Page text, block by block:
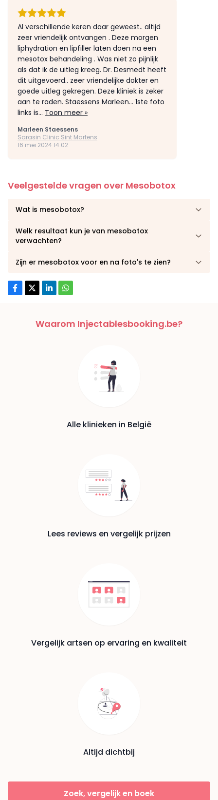
Al verschillende keren daar geweest.. altijd
zeer vriendelijk ontvangen . Deze morgen
liphydration en lipfiller laten doen na een
mesotox behandeling . Was niet zo pijnlijk
als dat ik de uitleg kreeg. Dr. Desmedt heeft
dit uitgevoerd.. zeer vriendelijke dokter en
goede uitleg gekregen. Deze kliniek is zeker
aan te raden. Staessens Marleen… 1ste foto
links is... Toon meer »
Marleen Staessens
Sarasin Clinic Sint Martens
16 mei 2024 14:02
Veelgestelde vragen over Mesobotox
Wat is mesobotox?
Welk resultaat kun je van mesobotox
verwachten?
Zijn er mesobotox voor en na foto's te zien?
Waarom Injectablesbooking.be?
Alle klinieken in België
Lees reviews en vergelijk prijzen
Vergelijk artsen op ervaring en kwaliteit
Altijd dichtbij
Zoek, vergelijk en boek